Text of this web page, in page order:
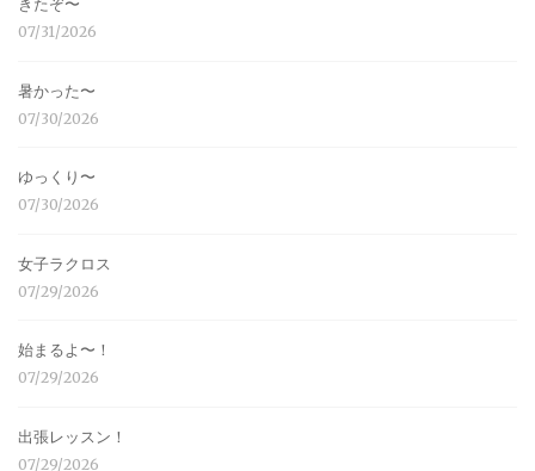
きたぞ〜
07/31/2026
暑かった〜
07/30/2026
ゆっくり〜
07/30/2026
女子ラクロス
07/29/2026
始まるよ〜！
07/29/2026
出張レッスン！
07/29/2026